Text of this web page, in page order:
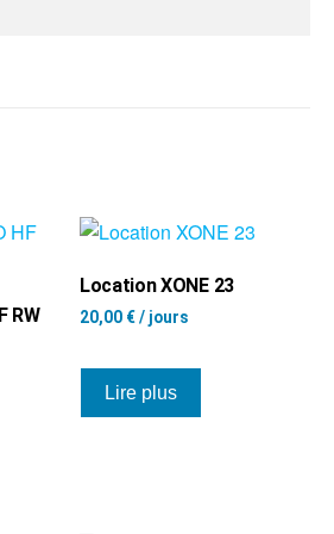
RW
Location XONE 23
20,00 €/ jours
Lire plus